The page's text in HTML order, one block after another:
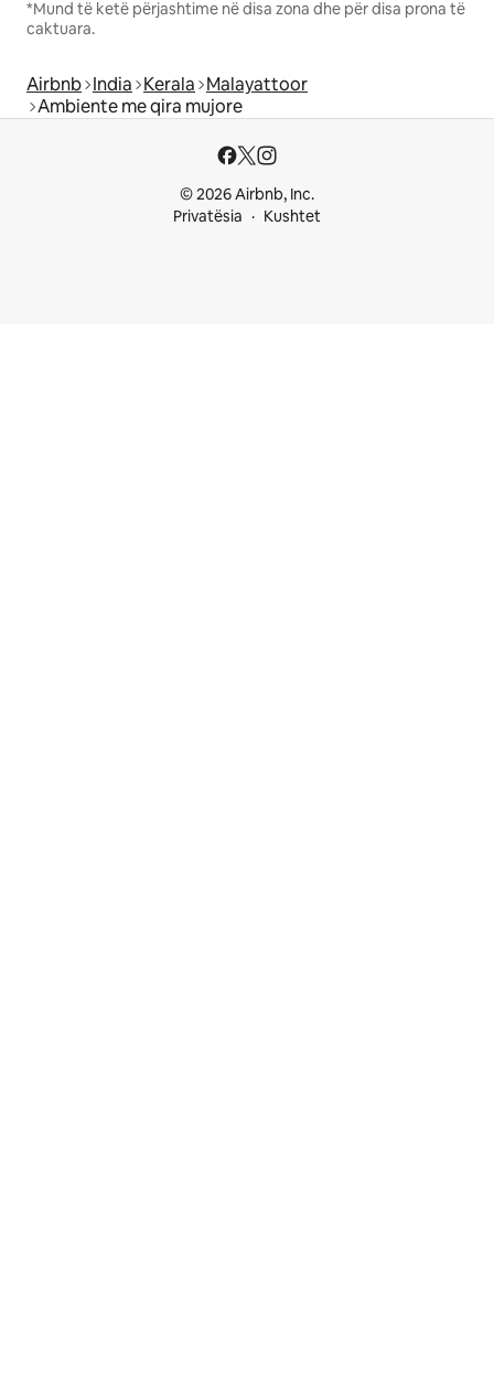
*Mund të ketë përjashtime në disa zona dhe për disa prona të
caktuara.
Airbnb India Kerala Malayattoor
Ambiente me qira mujore
© 2026 Airbnb, Inc.
Privatësia
Kushtet